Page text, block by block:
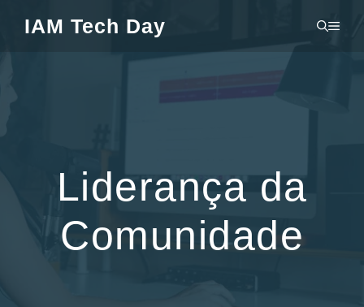
paraIAM Tech Day
Liderança da
Comunidade